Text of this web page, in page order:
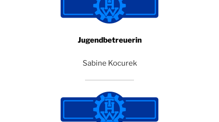
Jugendbetreuerin
Sabine Kocurek